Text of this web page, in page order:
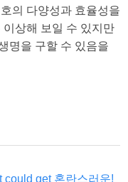
의 다양성과 효율성을
상해 보일 수 있지만
명을 구할 수 있음을
could get 혼란스러운!